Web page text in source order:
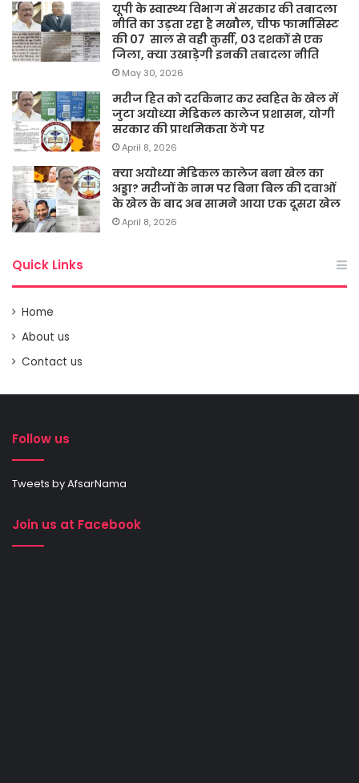
यूपी के स्वास्थ्य विभाग में सरकार की तबादला
नीति का उड़ता रहा है मखौल, चीफ फार्मासिस्ट
की 07 साल से वही कुर्सी, 03 दशकों से एक
जिला, क्या उखाड़ेगी इनकी तबादला नीति
May 30, 2026
मरीज हित को दरकिनार कर स्वहित के खेल में
जुटा अयोध्या मेडिकल कालेज प्रशासन, योगी
सरकार की प्राथमिकता ठेंगे पर
April 8, 2026
क्या अयोध्या मेडिकल कालेज बना खेल का
अड्डा? मरीजों के नाम पर बिना बिल की दवाओं
के खेल के बाद अब सामने आया एक दूसरा खेल
April 8, 2026
Quick Links
Home
About us
Contact us
Follow us
Tweets by AfsarNama
Join us at Facebook